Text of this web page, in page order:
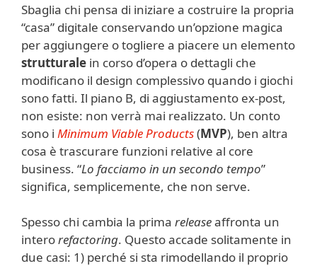
Sbaglia chi pensa di iniziare a costruire la propria
“casa” digitale conservando un’opzione magica
per aggiungere o togliere a piacere un elemento
strutturale in corso d’opera o dettagli che
modificano il design complessivo quando i giochi
sono fatti. Il piano B, di aggiustamento ex-post,
non esiste: non verrà mai realizzato. Un conto
sono i Minimum Viable Products(MVP), ben altra
cosa è trascurare funzioni relative al core
business. “Lo facciamo in un secondo tempo”
significa, semplicemente, che non serve.
Spesso chi cambia la prima releaseaffronta un
interorefactoring. Questo accade solitamente in
due casi: 1) perché si sta rimodellando il proprio